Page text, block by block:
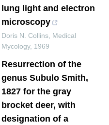
lung light and electron
microscopy
Doris N. Collins Medical
Mycology, 1969
Resurrection of the
genus Subulo Smith,
1827 for the gray
brocket deer, with
designation of a